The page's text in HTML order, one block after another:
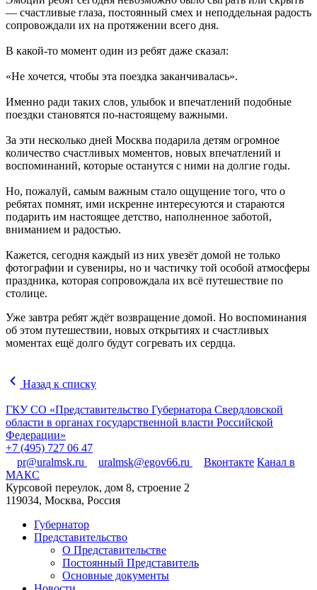
— счастливые глаза, постоянный смех и неподдельная радость
сопровождали их на протяжении всего дня.
В какой-то момент один из ребят даже сказал:
«Не хочется, чтобы эта поездка заканчивалась».
Именно ради таких слов, улыбок и впечатлений подобные
поездки становятся по-настоящему важными.
За эти несколько дней Москва подарила детям огромное
количество счастливых моментов, новых впечатлений и
воспоминаний, которые останутся с ними на долгие годы.
Но, пожалуй, самым важным стало ощущение того, что о
ребятах помнят, ими искренне интересуются и стараются
подарить им настоящее детство, наполненное заботой,
вниманием и радостью.
Кажется, сегодня каждый из них увезёт домой не только
фотографии и сувениры, но и частичку той особой атмосферы
праздника, которая сопровождала их всё путешествие по
столице.
Уже завтра ребят ждёт возвращение домой. Но воспоминания
об этом путешествии, новых открытиях и счастливых
моментах ещё долго будут согревать их сердца.
Назад к списку
ГКУ СО «Представительство Губернатора Свердловской
области в органах государственной власти Российской
Федерации»
+7 (495) 727 06 47
pr@uralmsk.ru
uralmsk@egov66.ru Вконтакте Канал в
МАКС
Курсовой переулок, дом 8, строение 2
119034, Москва, Россия
Губернатор
Представительство
О Представительстве
Постоянный Представитель
Основные документы